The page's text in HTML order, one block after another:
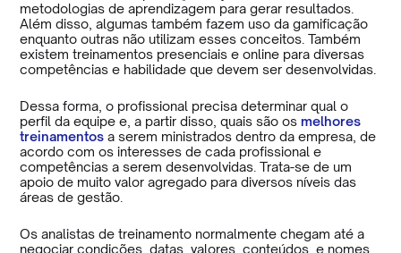
metodologias de aprendizagem para gerar resultados.
Além disso, algumas também fazem uso da gamificação
enquanto outras não utilizam esses conceitos. Também
existem treinamentos presenciais e online para diversas
competências e habilidade que devem ser desenvolvidas.
Dessa forma, o profissional precisa determinar qual o
perfil da equipe e, a partir disso, quais são os melhores
treinamentos a serem ministrados dentro da empresa, de
acordo com os interesses de cada profissional e
competências a serem desenvolvidas. Trata-se de um
apoio de muito valor agregado para diversos níveis das
áreas de gestão.
Os analistas de treinamento normalmente chegam até a
negociar condições, datas, valores, conteúdos, e nomes